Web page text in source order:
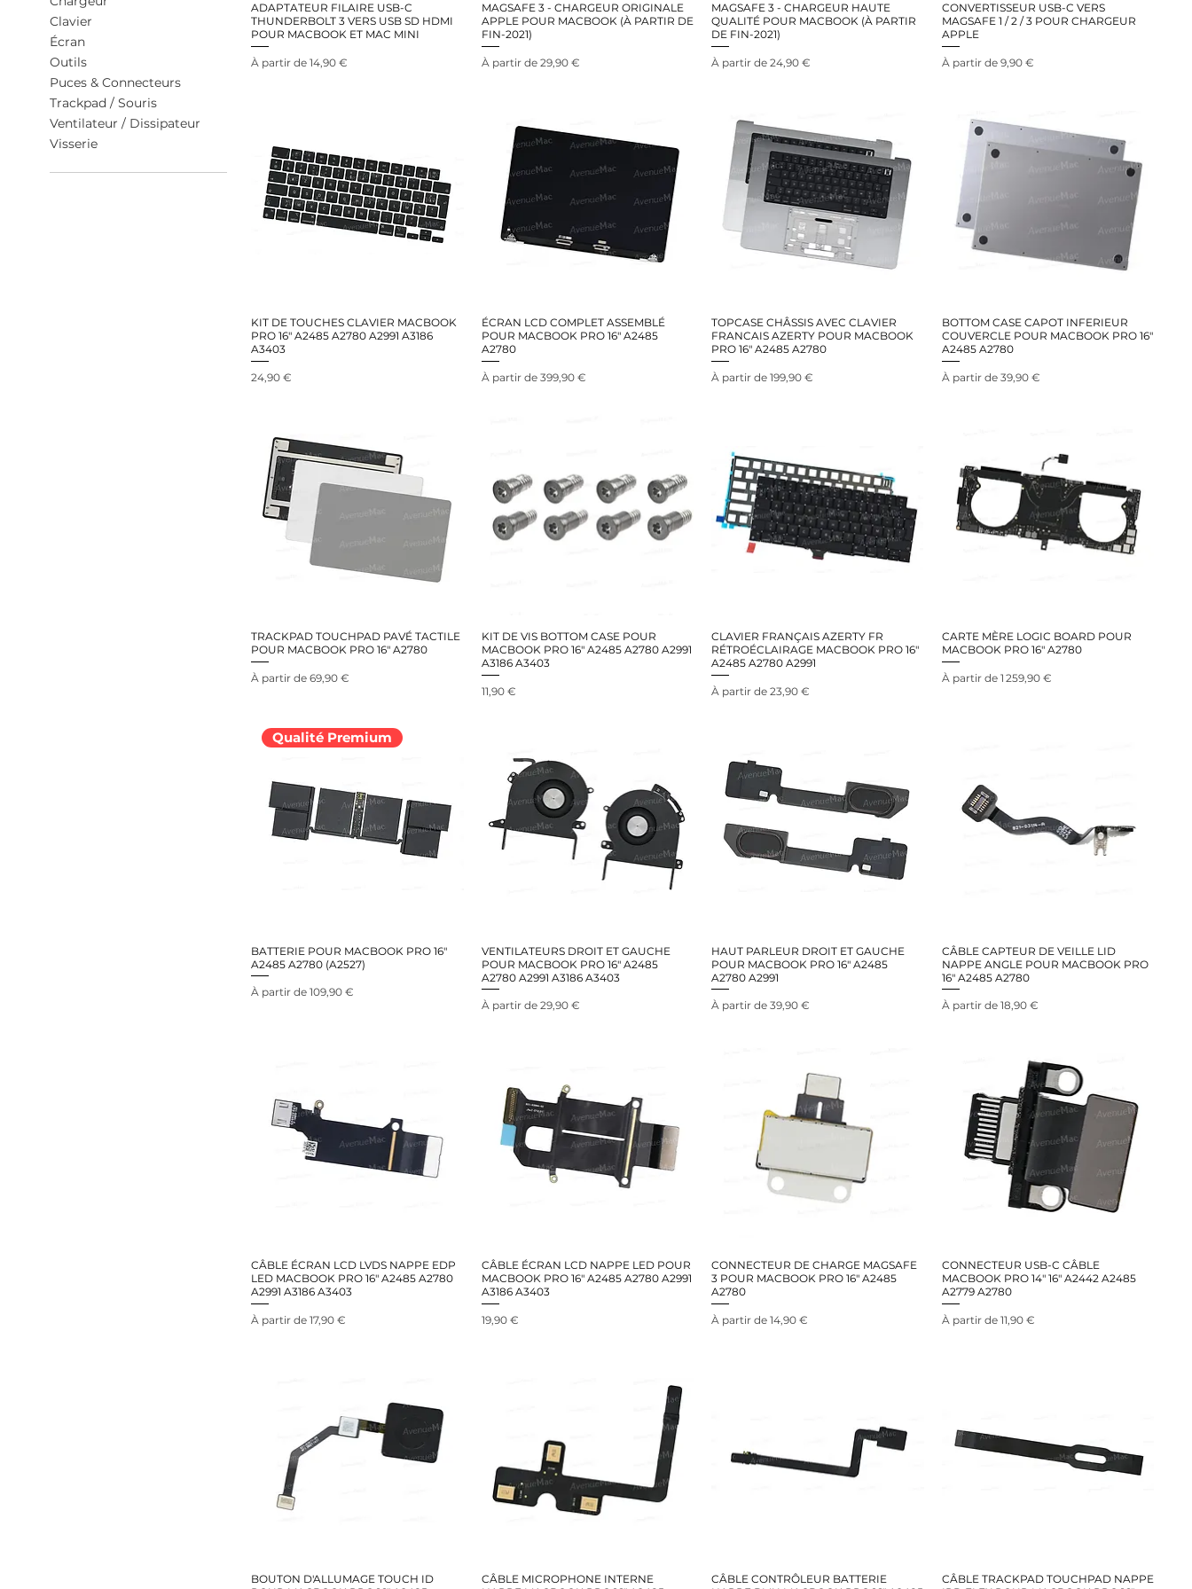
Clavier
Écran
Outils
Puces & Connecteurs
Trackpad / Souris
Ventilateur / Dissipateur
Visserie
ADAPTATEUR FILAIRE USB-C
THUNDERBOLT 3 VERS USB SD HDMI
POUR MACBOOK ET MAC MINI
À partir de 14,90 €
Prix promotionnel
MAGSAFE 3 - CHARGEUR ORIGINALE
APPLE POUR MACBOOK (À PARTIR DE
FIN-2021)
À partir de 29,90 €
Prix promotionnel
MAGSAFE 3 - CHARGEUR HAUTE
QUALITÉ POUR MACBOOK (À PARTIR
DE FIN-2021)
À partir de 24,90 €
Prix promotionnel
CONVERTISSEUR USB-C VERS
MAGSAFE 1 / 2 / 3 POUR CHARGEUR
APPLE
À partir de 9,90 €
Prix promotionnel
KIT DE TOUCHES CLAVIER MACBOOK
PRO 16" A2485 A2780 A2991 A3186
A3403
Prix
24,90 €
ÉCRAN LCD COMPLET ASSEMBLÉ
POUR MACBOOK PRO 16" A2485
A2780
À partir de 399,90 €
Prix promotionnel
TOPCASE CHÂSSIS AVEC CLAVIER
FRANCAIS AZERTY POUR MACBOOK
PRO 16" A2485 A2780
À partir de 199,90 €
Prix promotionnel
BOTTOM CASE CAPOT INFERIEUR
COUVERCLE POUR MACBOOK PRO 16"
A2485 A2780
À partir de 39,90 €
Prix promotionnel
TRACKPAD TOUCHPAD PAVÉ TACTILE
POUR MACBOOK PRO 16" A2780
À partir de 69,90 €
Prix promotionnel
KIT DE VIS BOTTOM CASE POUR
MACBOOK PRO 16" A2485 A2780 A2991
A3186 A3403
Prix
11,90 €
CLAVIER FRANÇAIS AZERTY FR
RÉTROÉCLAIRAGE MACBOOK PRO 16"
A2485 A2780 A2991
À partir de 23,90 €
Prix promotionnel
CARTE MÈRE LOGIC BOARD POUR
MACBOOK PRO 16" A2780
À partir de 1 259,90 €
Prix promotionnel
Qualité Premium
BATTERIE POUR MACBOOK PRO 16"
A2485 A2780 (A2527)
À partir de 109,90 €
Prix promotionnel
VENTILATEURS DROIT ET GAUCHE
POUR MACBOOK PRO 16" A2485
A2780 A2991 A3186 A3403
À partir de 29,90 €
Prix promotionnel
HAUT PARLEUR DROIT ET GAUCHE
POUR MACBOOK PRO 16" A2485
A2780 A2991
À partir de 39,90 €
Prix promotionnel
CÂBLE CAPTEUR DE VEILLE LID
NAPPE ANGLE POUR MACBOOK PRO
16" A2485 A2780
À partir de 18,90 €
Prix promotionnel
CÂBLE ÉCRAN LCD LVDS NAPPE EDP
LED MACBOOK PRO 16" A2485 A2780
A2991 A3186 A3403
À partir de 17,90 €
Prix promotionnel
CÂBLE ÉCRAN LCD NAPPE LED POUR
MACBOOK PRO 16" A2485 A2780 A2991
A3186 A3403
Prix
19,90 €
CONNECTEUR DE CHARGE MAGSAFE
3 POUR MACBOOK PRO 16" A2485
A2780
À partir de 14,90 €
Prix promotionnel
CONNECTEUR USB-C CÂBLE
MACBOOK PRO 14" 16" A2442 A2485
A2779 A2780
À partir de 11,90 €
Prix promotionnel
BOUTON D'ALLUMAGE TOUCH ID
CÂBLE MICROPHONE INTERNE
CÂBLE CONTRÔLEUR BATTERIE
CÂBLE TRACKPAD TOUCHPAD NAPPE